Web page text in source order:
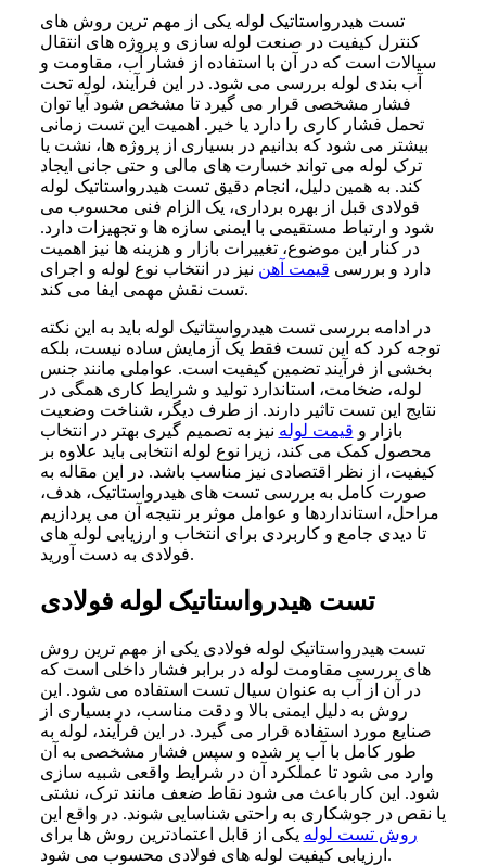
تست هیدرواستاتیک لوله یکی از مهم ترین روش های
کنترل کیفیت در صنعت لوله سازی و پروژه های انتقال
سیالات است که در آن با استفاده از فشار آب، مقاومت و
آب بندی لوله بررسی می شود. در این فرآیند، لوله تحت
فشار مشخصی قرار می گیرد تا مشخص شود آیا توان
تحمل فشار کاری را دارد یا خیر. اهمیت این تست زمانی
بیشتر می شود که بدانیم در بسیاری از پروژه ها، نشت یا
ترک لوله می تواند خسارت های مالی و حتی جانی ایجاد
کند. به همین دلیل، انجام دقیق تست هیدرواستاتیک لوله
فولادی قبل از بهره برداری، یک الزام فنی محسوب می
شود و ارتباط مستقیمی با ایمنی سازه ها و تجهیزات دارد.
در کنار این موضوع، تغییرات بازار و هزینه ها نیز اهمیت
دارد و بررسی قیمت آهن نیز در انتخاب نوع لوله و اجرای
تست نقش مهمی ایفا می کند.
در ادامه بررسی تست هیدرواستاتیک لوله باید به این نکته
توجه کرد که این تست فقط یک آزمایش ساده نیست، بلکه
بخشی از فرآیند تضمین کیفیت است. عواملی مانند جنس
لوله، ضخامت، استاندارد تولید و شرایط کاری همگی در
نتایج این تست تاثیر دارند. از طرف دیگر، شناخت وضعیت
بازار و قیمت لوله نیز به تصمیم گیری بهتر در انتخاب
محصول کمک می کند، زیرا نوع لوله انتخابی باید علاوه بر
کیفیت، از نظر اقتصادی نیز مناسب باشد. در این مقاله به
صورت کامل به بررسی تست های هیدرواستاتیک، هدف،
مراحل، استانداردها و عوامل موثر بر نتیجه آن می پردازیم
تا دیدی جامع و کاربردی برای انتخاب و ارزیابی لوله های
فولادی به دست آورید.
تست هیدرواستاتیک لوله فولادی
تست هیدرواستاتیک لوله فولادی یکی از مهم ترین روش
های بررسی مقاومت لوله در برابر فشار داخلی است که
در آن از آب به عنوان سیال تست استفاده می شود. این
روش به دلیل ایمنی بالا و دقت مناسب، در بسیاری از
صنایع مورد استفاده قرار می گیرد. در این فرآیند، لوله به
طور کامل با آب پر شده و سپس فشار مشخصی به آن
وارد می شود تا عملکرد آن در شرایط واقعی شبیه سازی
شود. این کار باعث می شود نقاط ضعف مانند ترک، نشتی
یا نقص در جوشکاری به راحتی شناسایی شوند. در واقع این
روش تست لوله یکی از قابل اعتمادترین روش ها برای
ارزیابی کیفیت لوله های فولادی محسوب می شود.